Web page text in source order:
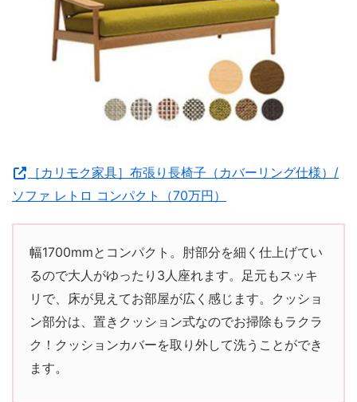
［カリモク家具］布張り長椅子（カバーリング仕様）/
ソファ レトロ コンパクト（70万円）
幅1700mmとコンパクト。肘部分を細く仕上げてい
るので大人がゆったり3人座れます。足元もスッキ
リで、床が見えてお部屋が広く感じます。クッショ
ン部分は、置きクッション式なのでお掃除もラクラ
ク！クッションカバーを取り外して洗うことができ
ます。